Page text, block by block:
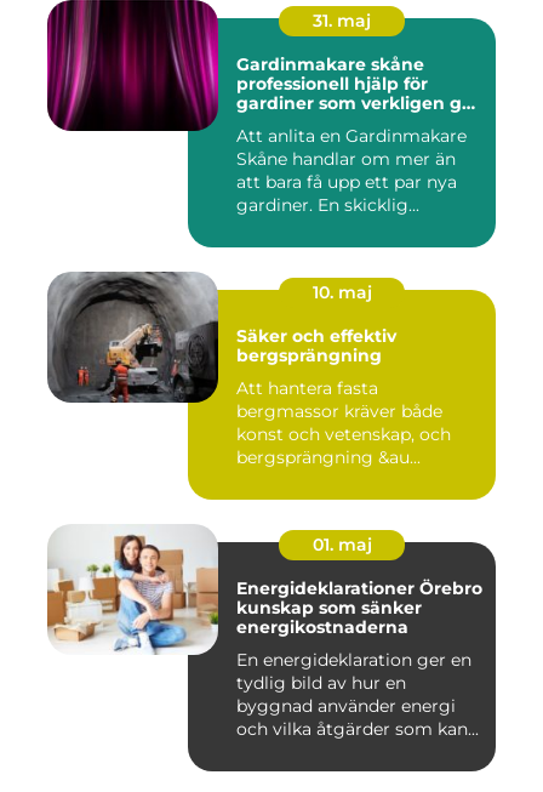
31. maj
Gardinmakare skåne
professionell hjälp för
gardiner som verkligen gör
Att anlita en Gardinmakare
Skåne handlar om mer än
att bara få upp ett par nya
gardiner. En skicklig...
10. maj
Säker och effektiv
bergsprängning
Att hantera fasta
bergmassor kräver både
konst och vetenskap, och
bergsprängning &au...
01. maj
Energideklarationer Örebro
kunskap som sänker
energikostnaderna
En energideklaration ger en
tydlig bild av hur en
byggnad använder energi
och vilka åtgärder som kan...